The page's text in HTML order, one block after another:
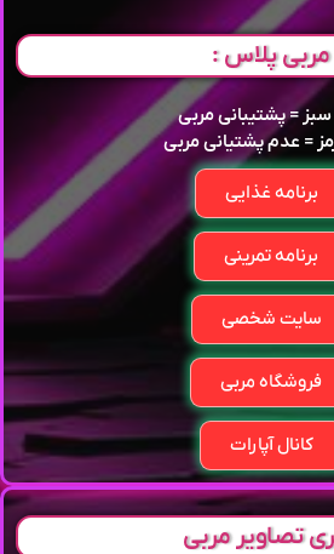
مربی پلاس :
= پشتیبانی مربی
= عدم پشتیانی مربی
برنامه غذایی
برنامه تمرینی
سایت شخصی
فروشگاه مربی
کانال آپارات
تصاویر مربی